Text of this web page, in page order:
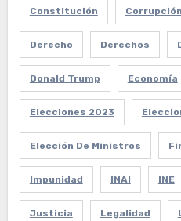
Constitución Corrupción
Derecho Derechos
Donald Trump Economía
Elecciones 2023
Elección De Ministros
Impunidad INAI INE
Justicia Legalidad